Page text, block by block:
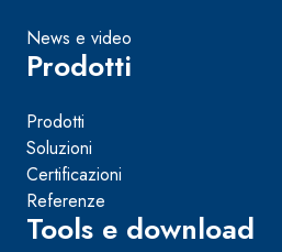
News e video
Prodotti
Prodotti
Soluzioni
Certificazioni
Referenze
Tools e download